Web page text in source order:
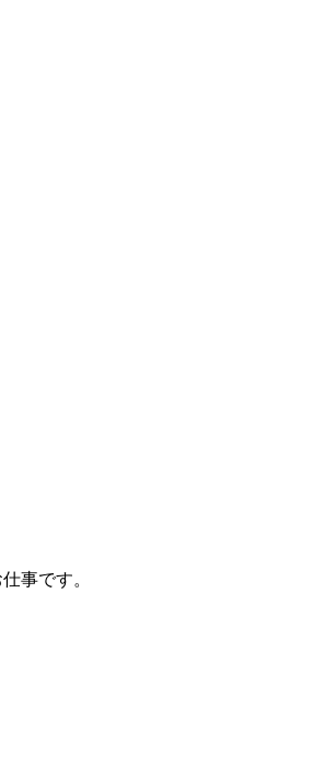
事です。